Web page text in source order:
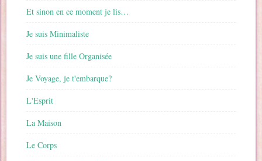
Et sinon en ce moment je lis…
Je suis Minimaliste
Je suis une fille Organisée
Je Voyage, je t'embarque?
L'Esprit
La Maison
Le Corps